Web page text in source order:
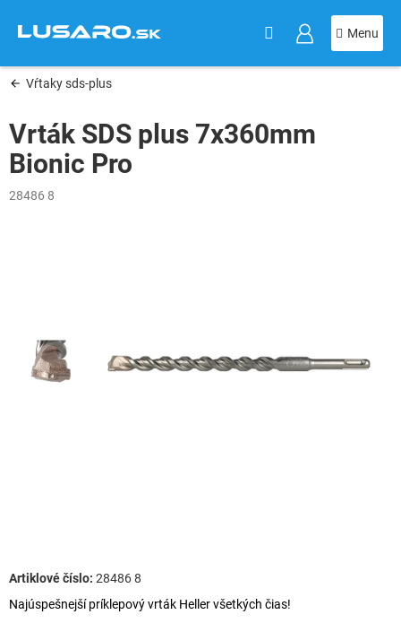
obsah
Vŕtaky sds-plus
Vrták SDS plus 7x360mm
Bionic Pro
28486 8
Najúspešnejší príklepový vrták Heller všetkých čias!
28486 8